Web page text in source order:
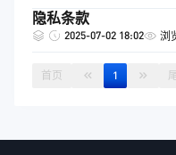
隐私条款
2025-07-02 18:02 浏
首页 1